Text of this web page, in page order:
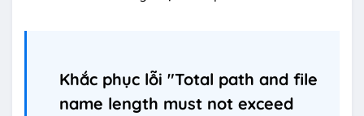
Khắc phục lỗi "Total path and file
name length must not exceed